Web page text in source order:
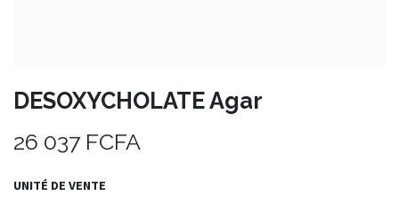
DESOXYCHOLATE Agar
26 037 FCFA
UNITÉ DE VENTE